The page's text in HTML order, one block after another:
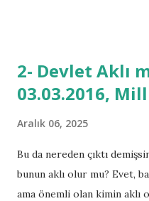
KKTC ve Güney Kıbrıs
müzakerelerdir. KKTC’nin
derece ciddiyet, bilinç ve
ne derece
olacaktır. Zira ülkemiz ve
ilgilendiren bu konuların
2- Devlet Aklı
03.03.2016,
Aralık 06, 2025
Bu da nereden çıktı
bunun aklı olur mu? Evet,
ama önemli olan kimin aklı